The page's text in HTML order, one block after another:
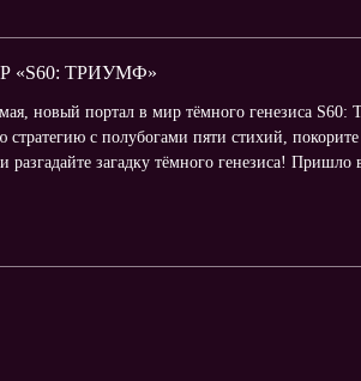
«S60: ТРИУМФ»
новый портал в мир тёмного генезиса
с полубогами пяти стихий,
разгадайте загадку тёмного генезиса!